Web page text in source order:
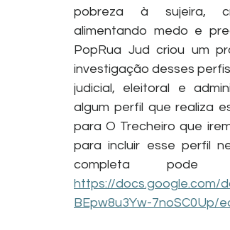
pobreza à sujeira,
alimentando medo e
PopRua Jud criou um
investigação desses
judicial, eleitoral e
algum perfil que realiza
para O Trecheiro que
para incluir esse perfil
completa pode
https://docs.google.com/
BEpw8u3Yw-7noSC0Up/